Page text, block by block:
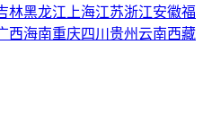
林黑龙江 上海江苏浙江安徽福
西海南重庆四川 贵州云南西藏